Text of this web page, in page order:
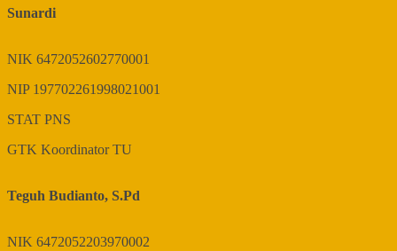
Sunardi
NIK 6472052602770001
NIP 197702261998021001
STAT PNS
GTK Koordinator TU
Teguh Budianto, S.Pd
NIK 6472052203970002